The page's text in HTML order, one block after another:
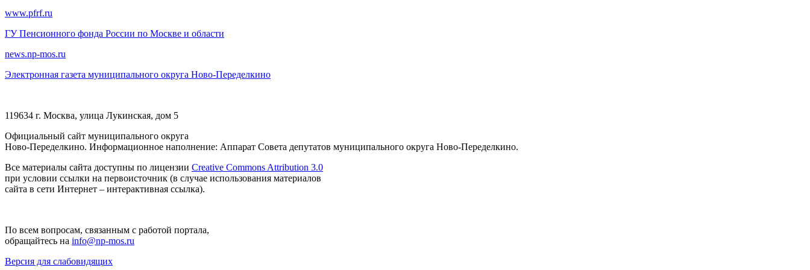
www.pfrf.ru
ГУ Пенсионного фонда России по Москве и области
news.np-mos.ru
Электронная газета муниципального округа Ново-Переделкино
119634 г. Москва, улица Лукинская, дом 5
Официальный сайт муниципального округа
Ново-Переделкино. Информационное наполнение: Аппарат Совета депутатов муниципального округа Ново-Переделкино.
Все материалы сайта доступны по лицензии Creative Commons Attribution 3.0
при условии ссылки на первоисточник (в случае использования материалов
сайта в сети Интернет – интерактивная ссылка).
По всем вопросам, связанным с работой портала,
обращайтесь на info@np-mos.ru
Версия для слабовидящих